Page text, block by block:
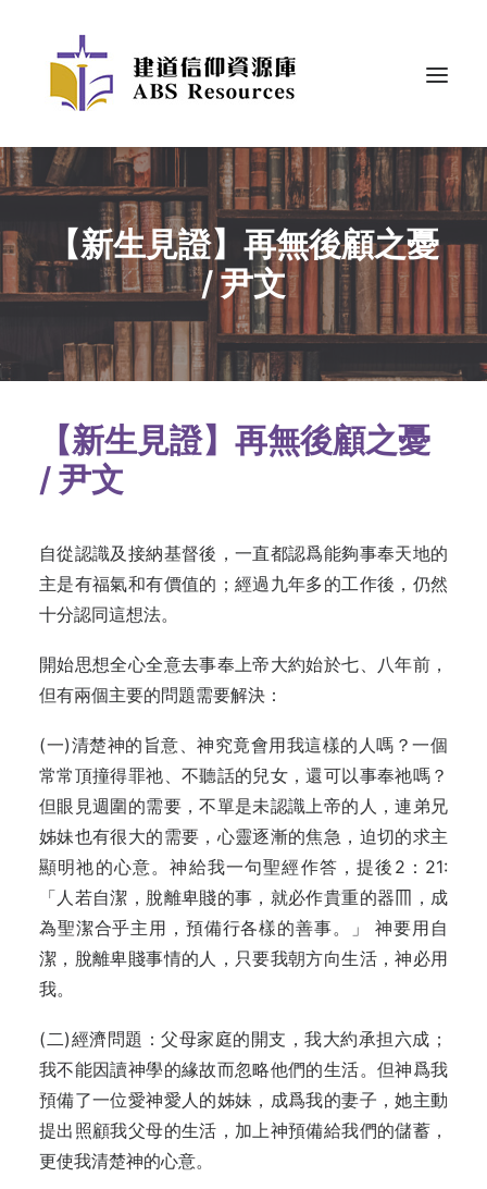
【新生見證】再無後顧之憂
/ 尹文
【新生見證】再無後顧之憂
/尹文
自從認識及接納基督後，一直都認爲能夠事奉天地的
主是有福氣和有價值的；經過九年多的工作後，仍然
十分認同這想法。
開始思想全心全意去事奉上帝大約始於七、八年前，
但有兩個主要的問題需要解決：
(一)清楚神的旨意、神究竟會用我這樣的人嗎？一個
常常頂撞得罪祂、不聽話的兒女，還可以事奉祂嗎？
但眼見週圍的需要，不單是未認識上帝的人，連弟兄
姊妹也有很大的需要，心靈逐漸的焦急，迫切的求主
顯明祂的心意。神給我一句聖經作答，提後2：21:
「人若自潔，脫離卑賤的事，就必作貴重的器𦉫，成
為聖潔合乎主用，預備行各樣的善事。」 神要用自
潔，脫離卑賤事情的人，只要我朝方向生活，神必用
我。
(二)經濟問題：父母家庭的開支，我大約承担六成；
我不能因讀神學的緣故而忽略他們的生活。但神爲我
預備了一位愛神愛人的姊妹，成爲我的妻子，她主動
提出照顧我父母的生活，加上神預備給我們的儲蓄，
更使我清楚神的心意。